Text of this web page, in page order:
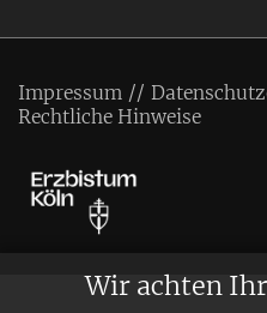
Wir achten
Impressum
Rechtliche Hinweise